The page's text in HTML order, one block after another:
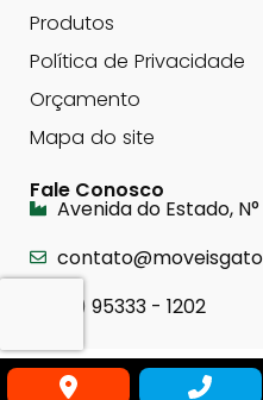
Produtos
Política de Privacidade
Orçamento
Mapa do site
Fale Conosco
Avenida do Estado,
(11) 95333 - 1202
Móveis Gato Preto ©